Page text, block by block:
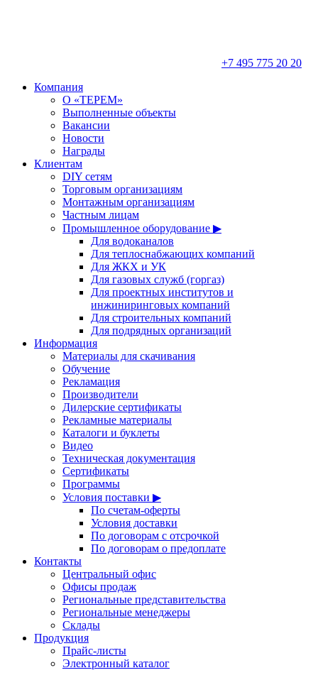
+7 495 775 20 20
Компания
О «ТЕРЕМ»
Выполненные объекты
Вакансии
Новости
Награды
Клиентам
DIY сетям
Торговым организациям
Монтажным организациям
Частным лицам
Промышленное оборудование ▶
Для водоканалов
Для теплоснабжающих компаний
Для ЖКХ и УК
Для газовых служб (горгаз)
Для проектных институтов и
инжиниринговых компаний
Для строительных компаний
Для подрядных организаций
Информация
Материалы для скачивания
Обучение
Рекламация
Производители
Дилерские сертификаты
Рекламные материалы
Каталоги и буклеты
Видео
Техническая документация
Сертификаты
Программы
Условия поставки ▶
По счетам-оферты
Условия доставки
По договорам с отсрочкой
По договорам о предоплате
Контакты
Центральный офис
Офисы продаж
Региональные представительства
Региональные менеджеры
Склады
Продукция
Прайс-листы
Электронный каталог